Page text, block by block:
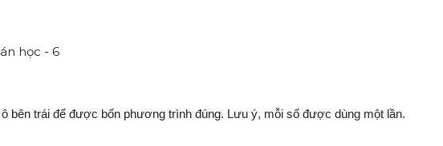
bên trái để được bốn phương trình đúng. Lưu ý, mỗi số được dùng một lần.